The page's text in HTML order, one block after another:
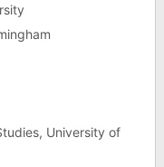
University of